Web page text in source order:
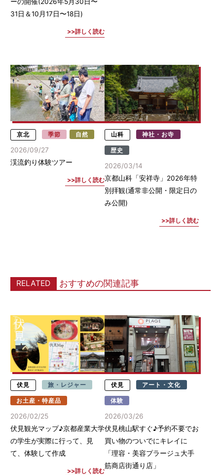
31日＆10月17日〜18日)
詳しく読む
京北 季節 自然
2026/09/27
渓流釣り体験ツアー
詳しく読む
山科 神社・お寺
歴史
2026/03/14
京都山科「安祥寺」2026年特
別拝観(通常非公開・限定日の
み公開)
詳しく読む
RELATED おすすめの関連記事
伏見 旅・レジャー
お土産・特産品
2026/02/25
伏見観光マップ♪京都産業大学
の学生が実際に行って、見
て、体験して作成
詳しく読む
伏見 アート・文化
体験
2026/03/26
伏見桃山駅すぐ♪予約不要でお
買い物のついでにキレイに
「理容・美容プラージュ大手
筋商店街通り店」